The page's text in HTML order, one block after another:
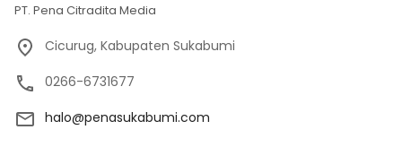
PT. Pena Citradita Media
Cicurug, Kabupaten Sukabumi
0266-6731677
halo@penasukabumi.com